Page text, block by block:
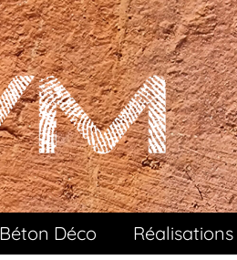
Béton Déco Réalisations